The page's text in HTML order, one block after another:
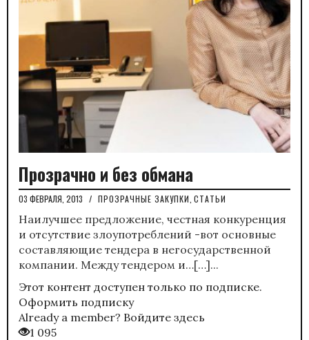
Прозрачно и без обмана
03 ФЕВРАЛЯ, 2013 / ПРОЗРАЧНЫЕ ЗАКУПКИ СТАТЬИ
Наилучшее предложение, честная конкуренция
и отсутствие злоупотреблений -вот основные
составляющие тендера в негосударственной
компании. Между тендером и…[…]...
Этот контент доступен только по подписке.
Оформить подписку
Already a member? Войдите здесь
1 095